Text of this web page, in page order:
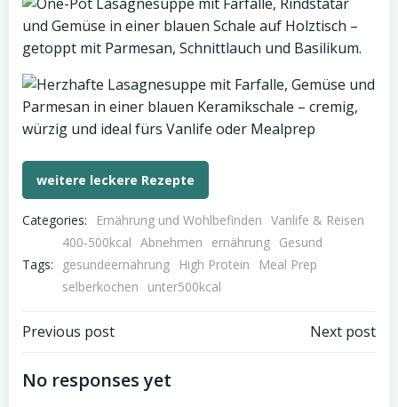
weitere leckere Rezepte
Categories: Ernährung und Wohlbefinden Vanlife & Reisen
Tags:
400-500kcal Abnehmen ernährung Gesund
gesundeernährung
High Protein
Meal Prep
selberkochen
unter500kcal
Post
navigation
Previous post Next post
No responses yet